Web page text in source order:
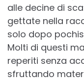
alle decine di
gettate nella
solo dopo
Molti di questi
reperiti senza
sfruttando